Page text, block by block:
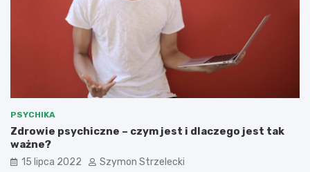
PSYCHIKA
Zdrowie psychiczne – czym jest i dlaczego jest tak
ważne?
15 lipca 2022 Szymon Strzelecki